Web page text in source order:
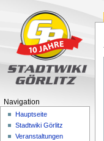
Navigation
Hauptseite
Stadtwiki Görlitz
Veranstaltungen